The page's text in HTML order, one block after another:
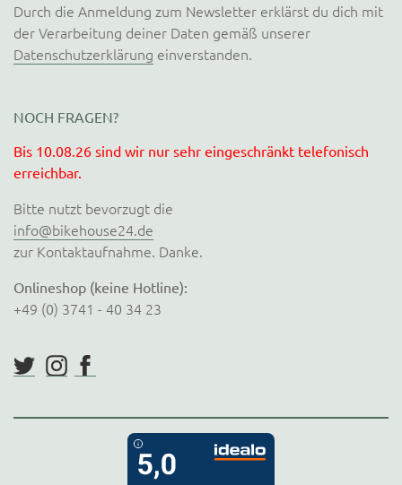
Durch die Anmeldung zum Newsletter erklärst du dich mit
der Verarbeitung deiner Daten gemäß unserer
Datenschutzerklärung einverstanden.
NOCH FRAGEN?
Bis 10.08.26 sind wir nur sehr eingeschränkt telefonisch
erreichbar.
Bitte nutzt bevorzugt die
info@bikehouse24.de
zur Kontaktaufnahme. Danke.
Onlineshop (keine Hotline):
+49 (0) 3741 - 40 34 23